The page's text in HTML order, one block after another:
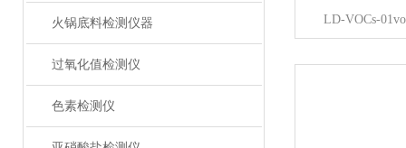
火锅底料检测仪器
过氧化值检测仪
色素检测仪
LD-VOCs-